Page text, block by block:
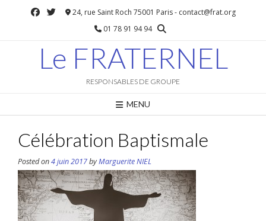
24, rue Saint Roch 75001 Paris - contact@frat.org
01 78 91 94 94
Le FRATERNEL
RESPONSABLES DE GROUPE
MENU
Célébration Baptismale
Posted on4 juin 2017byMarguerite NIEL